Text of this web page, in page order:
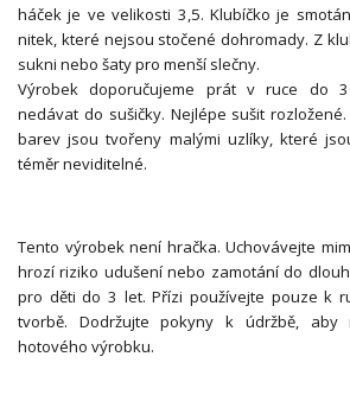
háček je ve velikosti 3,5. Klubíčko je
nitek, které nejsou stočené dohromady. Z
sukni nebo šaty pro menší slečny.
Výrobek doporučujeme prát v ruce do
nedávat do sušičky. Nejlépe sušit
barev jsou tvořeny malými uzlíky, které
téměr neviditelné.
Tento výrobek není hračka. Uchovávejte
hrozí riziko udušení nebo zamotání do
pro děti do 3 let. Přízi používejte pouze k
tvorbě. Dodržujte pokyny k údržbě, aby
hotového výrobku.